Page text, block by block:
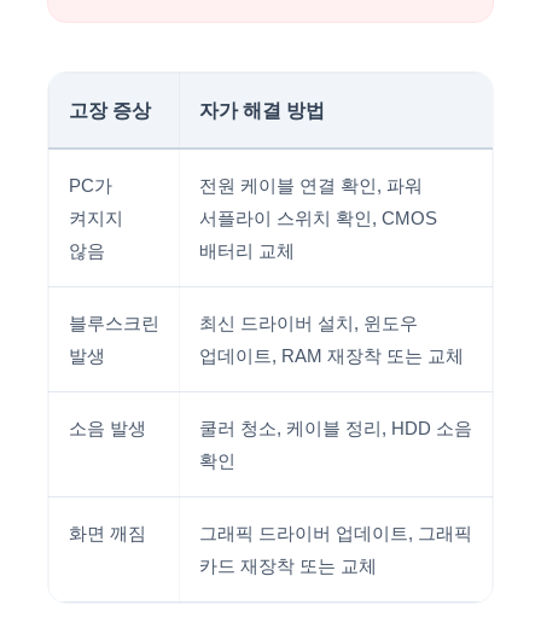
고장 증상 자가 해결 방법
PC가
켜지지
않음
전원 케이블 연결 확인, 파워
서플라이 스위치 확인, CMOS
배터리 교체
블루스크린
발생
최신 드라이버 설치, 윈도우
업데이트, RAM 재장착 또는 교체
소음 발생
쿨러 청소, 케이블 정리, HDD 소음
확인
화면 깨짐
그래픽 드라이버 업데이트, 그래픽
카드 재장착 또는 교체